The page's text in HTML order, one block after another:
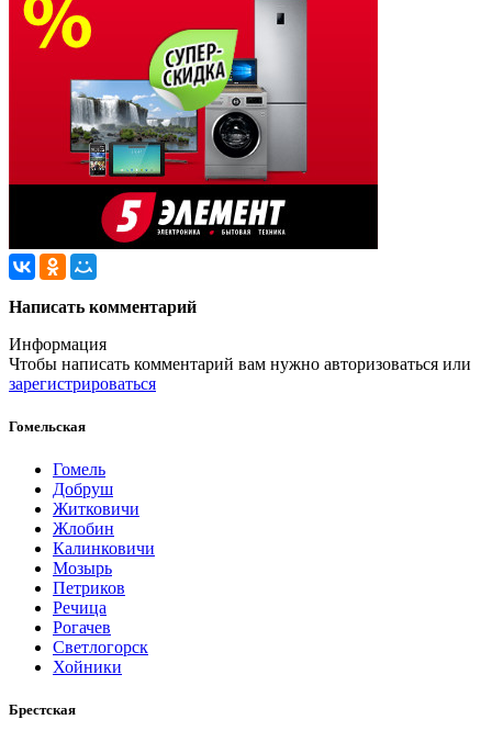
Написать комментарий
Информация
Чтобы написать комментарий вам нужно авторизоваться или
зарегистрироваться
Гомельская
Гомель
Добруш
Житковичи
Жлобин
Калинковичи
Мозырь
Петриков
Речица
Рогачев
Светлогорск
Хойники
Брестская